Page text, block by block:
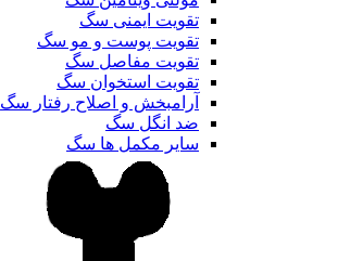
تقویت ایمنی سگ
تقویت پوست و مو سگ
تقویت مفاصل سگ
تقویت استخوان سگ
آرامبخش و اصلاح رفتار سگ
ضد انگل سگ
سایر مکمل ها سگ